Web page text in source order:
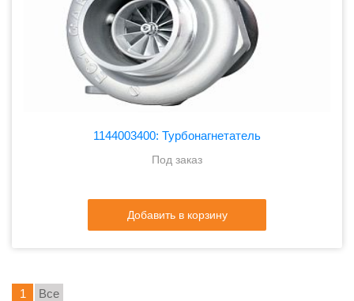
1144003400: Турбонагнетатель
Под заказ
Добавить в корзину
1 Все